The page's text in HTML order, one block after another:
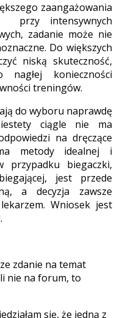
zaangażowania
przy intensywnych
zadanie może nie
Do większych
niską skuteczność,
konieczności
treningów.
do wyboru naprawdę
ciągle nie ma
na dręczące
metody idealnej i
przypadku biegaczki,
jest przede
a decyzja zawsze
Wniosek jest
zdanie na temat
nie na forum, to
się, że jedną z